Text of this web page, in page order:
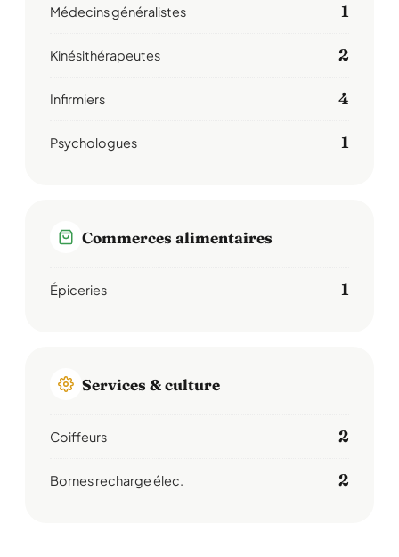
Médecins généralistes 1
Kinésithérapeutes 2
Infirmiers 4
Psychologues 1
Commerces alimentaires
Épiceries 1
Services & culture
Coiffeurs 2
Bornes recharge élec. 2